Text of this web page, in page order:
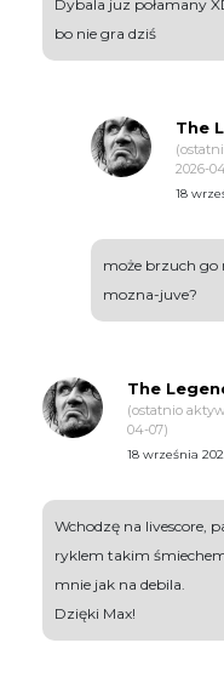
Dybala juz połamany
bo nie gra dziś
The
2026-
18
może brzuch go
mozna-juve?
The
(ostatnio
04-07)
18 września
Wchodzę na livescore,
ryklem takim
mnie jak na debila.
Dzięki Max!